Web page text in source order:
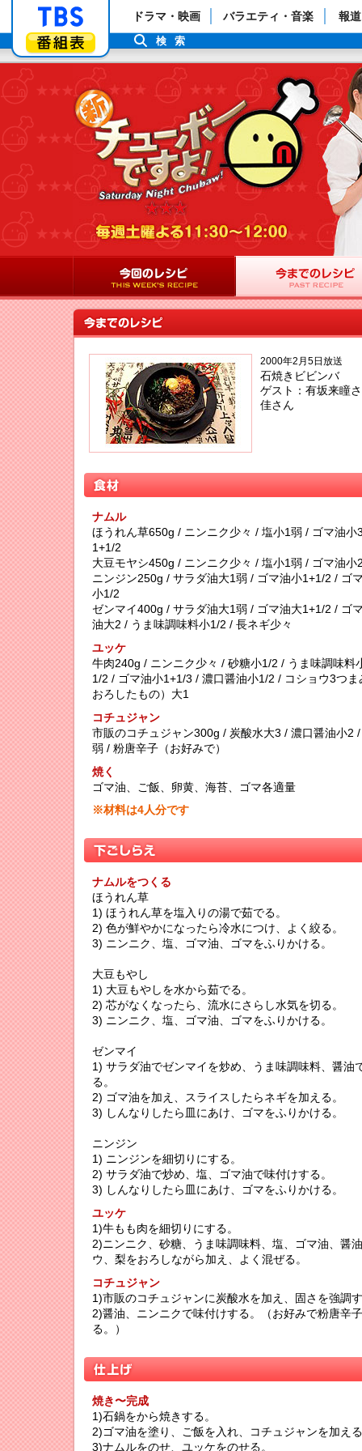
「TBSテレビ」トップページ
番組表
ドラマ・映画 バラエティ・音楽 報
検索
2000年2月5日放送
石焼きビビンバ
ゲスト：有坂来瞳
佳さん
ナムル
ほうれん草650g / ニンニク少々 / 塩小1弱 / ゴマ油小
1+1/2
大豆モヤシ450g / ニンニク少々 / 塩小1弱 / ゴマ油小
ニンジン250g / サラダ油大1弱 / ゴマ油小1+1/2 / ゴ
小1/2
ゼンマイ400g / サラダ油大1弱 / ゴマ油大1+1/2 / ゴ
油大2 / うま味調味料小1/2 / 長ネギ少々
ユッケ
牛肉240g / ニンニク少々 / 砂糖小1/2 / うま味調味料
1/2 / ゴマ油小1+1/3 / 濃口醤油小1/2 / コショウ3つ
おろしたもの）大1
コチュジャン
市販のコチュジャン300g / 炭酸水大3 / 濃口醤油小2
弱 / 粉唐辛子（お好みで）
焼く
ゴマ油、ご飯、卵黄、海苔、ゴマ各適量
※材料は4人分です
ナムルをつくる
ほうれん草
1) ほうれん草を塩入りの湯で茹でる。
2) 色が鮮やかになったら冷水につけ、よく絞る。
3) ニンニク、塩、ゴマ油、ゴマをふりかける。
大豆もやし
1) 大豆もやしを水から茹でる。
2) 芯がなくなったら、流水にさらし水気を切る。
3) ニンニク、塩、ゴマ油、ゴマをふりかける。
ゼンマイ
1) サラダ油でゼンマイを炒め、うま味調味料、醤油
る。
2) ゴマ油を加え、スライスしたらネギを加える。
3) しんなりしたら皿にあけ、ゴマをふりかける。
ニンジン
1) ニンジンを細切りにする。
2) サラダ油で炒め、塩、ゴマ油で味付けする。
3) しんなりしたら皿にあけ、ゴマをふりかける。
ユッケ
1)牛もも肉を細切りにする。
2)ニンニク、砂糖、うま味調味料、塩、ゴマ油、醤
ウ、梨をおろしながら加え、よく混ぜる。
コチュジャン
1)市販のコチュジャンに炭酸水を加え、固さを強調
2)醤油、ニンニクで味付けする。（お好みで粉唐辛
る。）
焼き〜完成
1)石鍋をから焼きする。
2)ゴマ油を塗り、ご飯を入れ、コチュジャンを加え
3)ナムルをのせ、ユッケをのせる。